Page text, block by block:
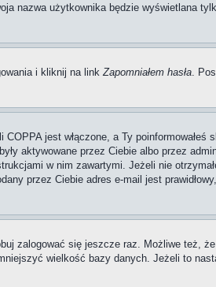
nazwa użytkownika będzie wyświetlana
i kliknij na linkZapomniałem hasła.
jest włączone, a Ty
aktywowane przez Ciebie albo przez
w nim zawartymi. Jeżeli nie
przez Ciebie adres e-mail jest
zalogować się jeszcze raz. Możliwe też,
wielkość bazy danych. Jeżeli to